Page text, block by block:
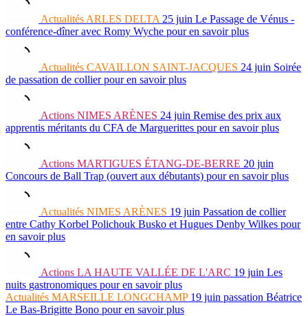
Actualités ARLES DELTA 25 juin Le Passage de Vénus -
conférence-dîner avec Romy Wyche pour en savoir plus
Actualités CAVAILLON SAINT-JACQUES 24 juin Soirée
de passation de collierpour en savoir plus
Actions NIMES ARÈNES 24 juin Remise des prix aux
apprentis méritants du CFA de Marguerittes pour en savoir plus
Actions MARTIGUES ÉTANG-DE-BERRE 20 juin
Concours de Ball Trap (ouvert aux débutants) pour en savoir plus
Actualités NIMES ARÈNES 19 juin Passation de collier
entre Cathy Korbel Polichouk Busko et Hugues Denby Wilkes pour
en savoir plus
Actions LA HAUTE VALLÉE DE L'ARC 19 juin Les
nuits gastronomiques pour en savoir plus
Actualités MARSEILLE LONGCHAMP 19 juin passation Béatrice
Le Bas-Brigitte Bono pour en savoir plus